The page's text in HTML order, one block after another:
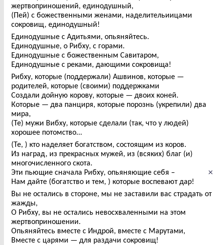
×
жертвоприношений, единодушный,
(Пей) с божественными женами, наделительиицами
сокровищ, единодушный!
Единодушные с Адитьями, опьяняйтесь.
Единодушные, о Рибху, с горами.
Единодушные с божественным Савитаром,
Единодушные с реками, дающими сокровища!
Рибху, которые (поддержали) Ашвинов, которые —
родителей, которые (своими) поддержками
Создали дойную корову, которые — двоих коней.
Которые — два панциря, которые порознь (укрепили) два
мира,
(Те) мужи Вибху, которые сделали (так, что у людей)
хорошее потомство...
(Те, ) кто наделяет богатством, состоящим из коров.
Из наград, из прекрасных мужей, из (всяких) благ (и)
многочисленного скота.
Эти пьющие сначала Рибху, опьяняющие себя –
Нам дайте (богатство и тем, ) которые воспевают дар!
Вы не остались в стороне, мы не заставили вас страдать от
жажды,
О Рибху, вы не остались невосхваленными на этом
жертвоприношении.
Опьяняйтесь вместе с Индрой, вместе с Марутами,
Вместе с царями — для раздачи сокровищ!